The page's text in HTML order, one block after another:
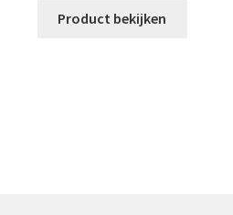
Product bekijken